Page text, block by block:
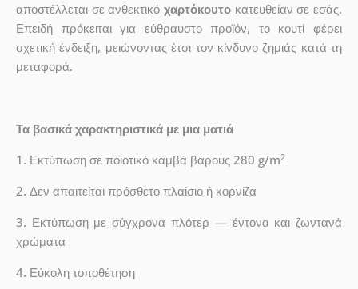
αποστέλλεται σε ανθεκτικό χαρτόκουτο κατευθείαν σε εσάς.
Επειδή πρόκειται για εύθραυστο προϊόν, το κουτί φέρει
σχετική ένδειξη, μειώνοντας έτσι τον κίνδυνο ζημιάς κατά τη
μεταφορά.
Τα βασικά χαρακτηριστικά με μια ματιά
1. Εκτύπωση σε ποιοτικό καμβά βάρους 280 g/m2
2. Δεν απαιτείται πρόσθετο πλαίσιο ή κορνίζα
3. Εκτύπωση με σύγχρονα πλότερ — έντονα και ζωντανά
χρώματα
4. Εύκολη τοποθέτηση